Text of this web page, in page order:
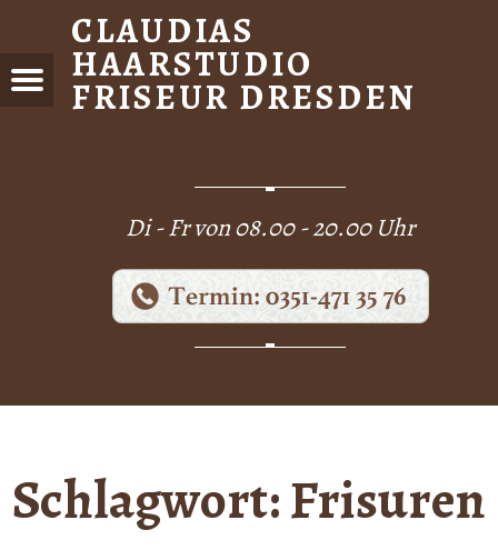
CLAUDIAS
HAARSTUDIO
FRISEUR DRESDEN
Menu
Di - Fr von 08.00 - 20.00 Uhr
Schlagwort:Frisuren